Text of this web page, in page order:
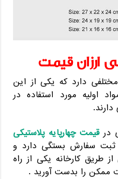
ارزان قیمت
مختلفی دارد که یکی از این
اولیه مورد استفاده در
در قیمت چهارپایه پلاستیکی
ثبت سفارش بستگی دارد و
طریق کارخانه یکی از راه
ممکن را بدست آورید .